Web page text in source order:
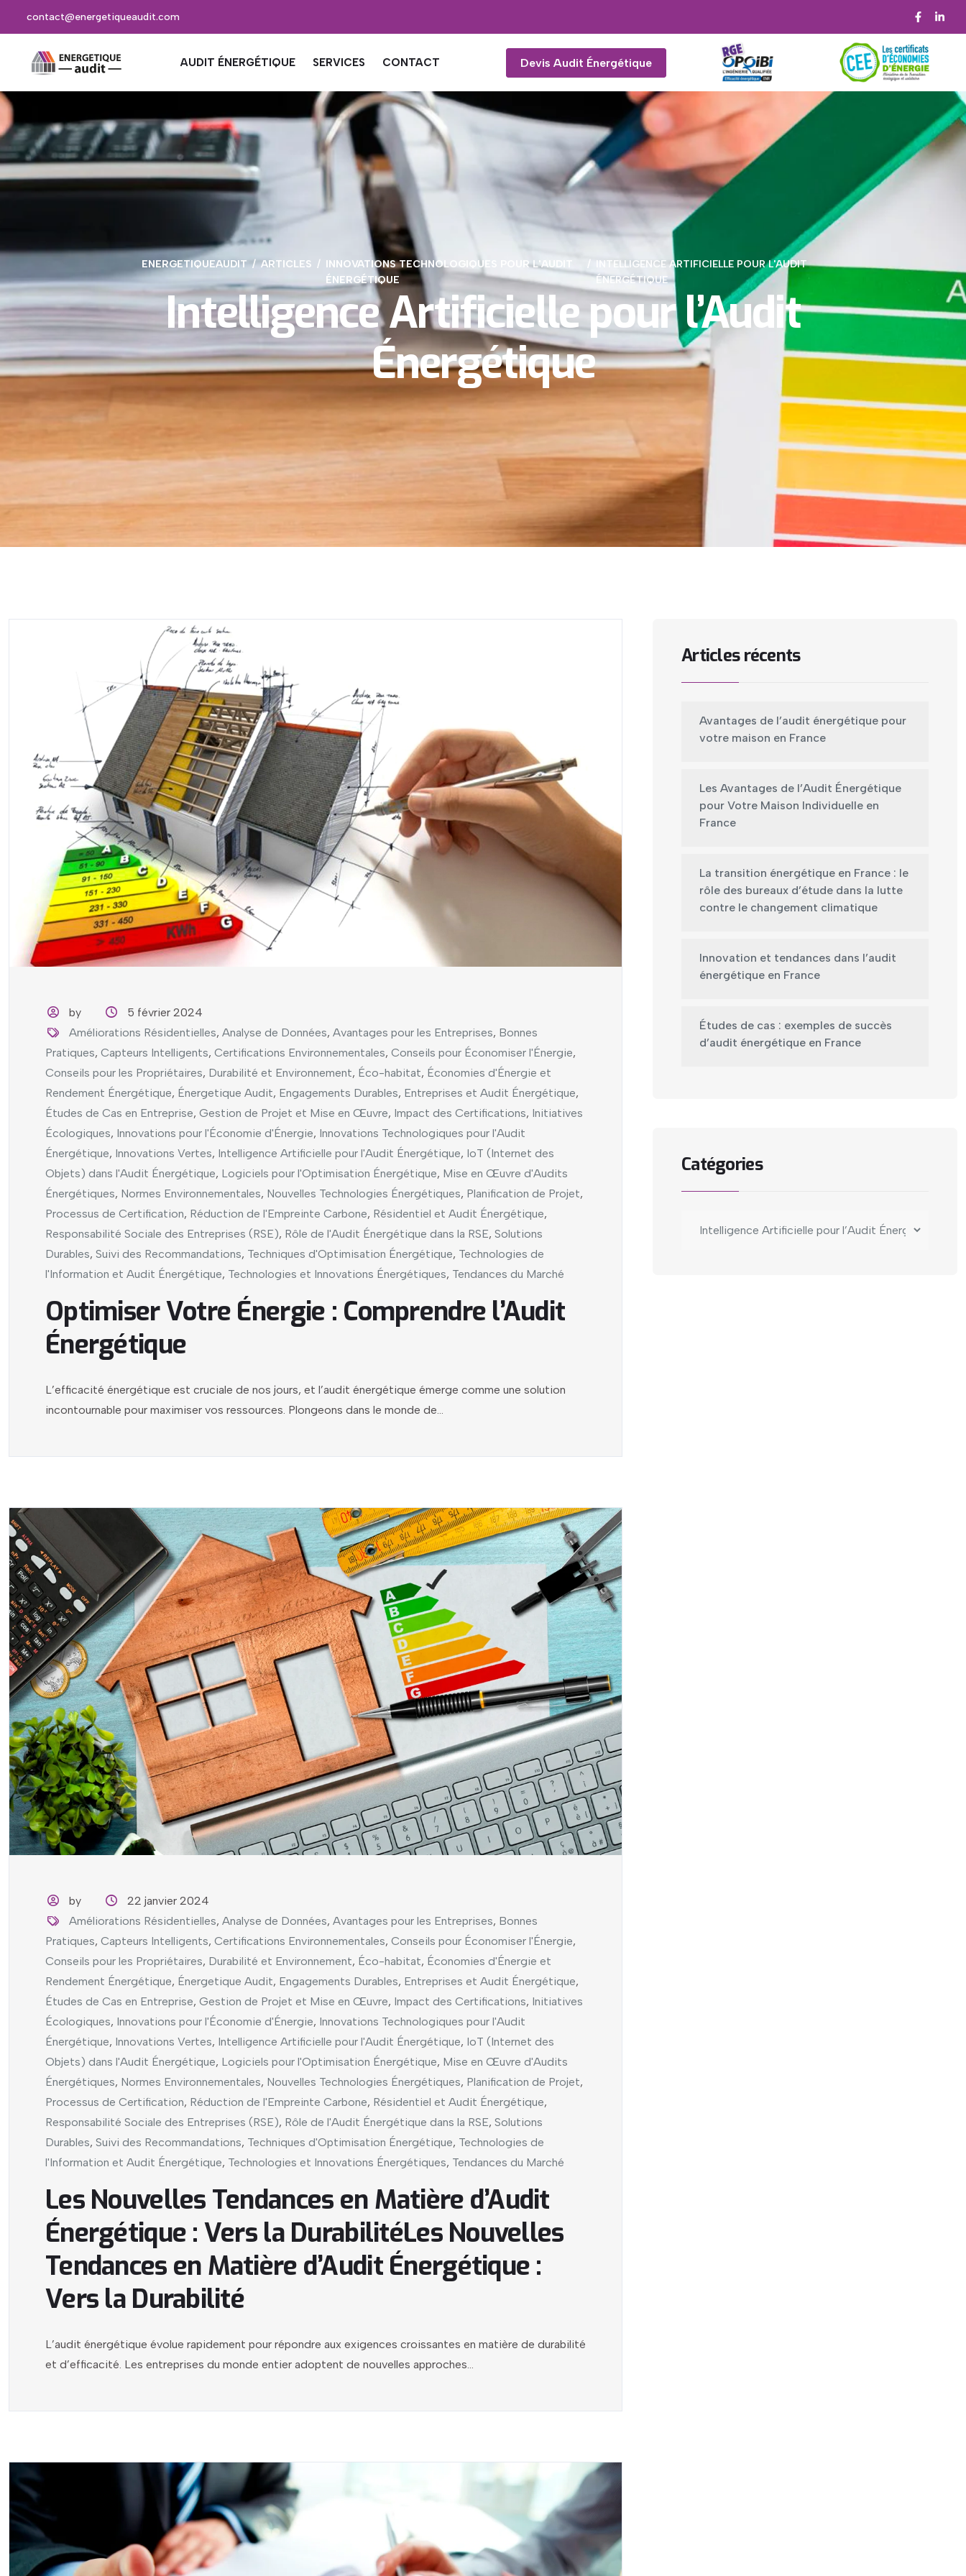
contact@energetiqueaudit.com
AUDIT ÉNERGÉTIQUE SERVICES CONTACT Devis Audit Énergétique
ENERGETIQUEAUDIT ARTICLES
INNOVATIONS TECHNOLOGIQUES POUR L'AUDIT
ÉNERGÉTIQUE
INTELLIGENCE ARTIFICIELLE POUR L'AUDIT
ÉNERGÉTIQUE
Intelligence Artificielle pour l’Audit
Énergétique
by
5 février 2024
Améliorations Résidentielles,Analyse de Données,Avantages pour les Entreprises, Bonnes
Pratiques, Capteurs Intelligents, Certifications Environnementales, Conseils pour Économiser l'Énergie,
Conseils pour les Propriétaires, Durabilité et Environnement, Éco-habitat, Économies d'Énergie et
Rendement Énergétique, Énergetique Audit, Engagements Durables, Entreprises et Audit Énergétique,
Études de Cas en Entreprise, Gestion de Projet et Mise en Œuvre, Impact des Certifications, Initiatives
Écologiques, Innovations pour l'Économie d'Énergie, Innovations Technologiques pour l'Audit
Énergétique, Innovations Vertes, Intelligence Artificielle pour l'Audit Énergétique, IoT (Internet des
Objets) dans l'Audit Énergétique, Logiciels pour l'Optimisation Énergétique, Mise en Œuvre d'Audits
Énergétiques, Normes Environnementales, Nouvelles Technologies Énergétiques, Planification de Projet,
Processus de Certification, Réduction de l'Empreinte Carbone, Résidentiel et Audit Énergétique,
Responsabilité Sociale des Entreprises (RSE), Rôle de l'Audit Énergétique dans la RSE, Solutions
Durables, Suivi des Recommandations, Techniques d'Optimisation Énergétique, Technologies de
l'Information et Audit Énergétique, Technologies et Innovations Énergétiques, Tendances du Marché
Optimiser Votre Énergie : Comprendre l’Audit
Énergétique
L’efficacité énergétique est cruciale de nos jours, et l’audit énergétique émerge comme une solution
incontournable pour maximiser vos ressources. Plongeons dans le monde de...
by
22 janvier 2024
Améliorations Résidentielles,Analyse de Données,Avantages pour les Entreprises, Bonnes
Pratiques, Capteurs Intelligents, Certifications Environnementales, Conseils pour Économiser l'Énergie,
Conseils pour les Propriétaires, Durabilité et Environnement, Éco-habitat, Économies d'Énergie et
Rendement Énergétique, Énergetique Audit, Engagements Durables, Entreprises et Audit Énergétique,
Études de Cas en Entreprise, Gestion de Projet et Mise en Œuvre, Impact des Certifications, Initiatives
Écologiques, Innovations pour l'Économie d'Énergie, Innovations Technologiques pour l'Audit
Énergétique, Innovations Vertes, Intelligence Artificielle pour l'Audit Énergétique, IoT (Internet des
Objets) dans l'Audit Énergétique, Logiciels pour l'Optimisation Énergétique, Mise en Œuvre d'Audits
Énergétiques, Normes Environnementales, Nouvelles Technologies Énergétiques, Planification de Projet,
Processus de Certification, Réduction de l'Empreinte Carbone, Résidentiel et Audit Énergétique,
Responsabilité Sociale des Entreprises (RSE), Rôle de l'Audit Énergétique dans la RSE, Solutions
Durables, Suivi des Recommandations, Techniques d'Optimisation Énergétique, Technologies de
l'Information et Audit Énergétique, Technologies et Innovations Énergétiques, Tendances du Marché
Les Nouvelles Tendances en Matière d’Audit
Énergétique : Vers la DurabilitéLes Nouvelles
Tendances en Matière d’Audit Énergétique :
Vers la Durabilité
L’audit énergétique évolue rapidement pour répondre aux exigences croissantes en matière de durabilité
et d’efficacité. Les entreprises du monde entier adoptent de nouvelles approches...
Articles récents
Avantages de l’audit énergétique pour
votre maison en France
Les Avantages de l’Audit Énergétique
pour Votre Maison Individuelle en
France
La transition énergétique en France : le
rôle des bureaux d’étude dans la lutte
contre le changement climatique
Innovation et tendances dans l’audit
énergétique en France
Études de cas : exemples de succès
d’audit énergétique en France
Catégories